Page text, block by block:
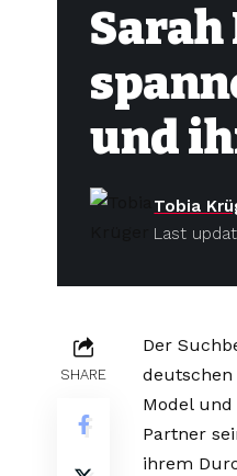
und
Last
Tobia
SHARE
Der
deutschen
Model
Partner
ihrem